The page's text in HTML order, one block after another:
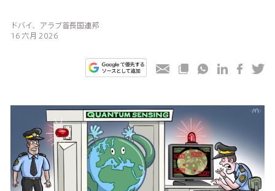
ドバイ、アラブ首長国連邦
16 六月 2026